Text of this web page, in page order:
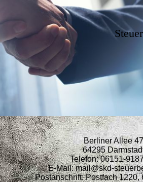
Berliner Allee 47
64295
Telefon: 06151-
E-Mail: mail@skd-
Postanschrift: Postfach 1220,